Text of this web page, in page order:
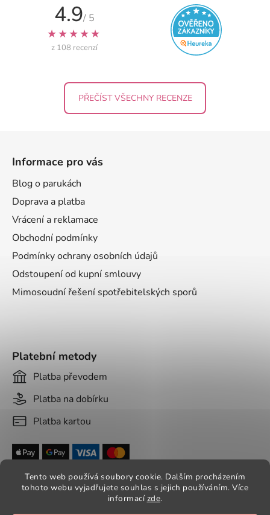
Tento web používá soubory cookie. Dalším procházením
tohoto webu vyjadřujete souhlas s jejich používáním. Více
informacízde.
4.9/ 5
★★★★★
z 108 recenzí
PŘEČÍST VŠECHNY RECENZE
Informace pro vás
Blog o parukách
Doprava a platba
Vrácení a reklamace
Obchodní podmínky
Podmínky ochrany osobních údajů
Odstoupení od kupní smlouvy
Mimosoudní řešení spotřebitelských sporů
Platební metody
Platba převodem
Platba na dobírku
Platba kartou